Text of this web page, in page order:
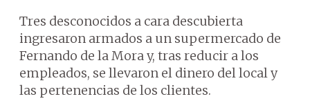
Tres desconocidos a cara descubierta
ingresaron armados a un supermercado de
Fernando de la Mora y, tras reducir a los
empleados, se llevaron el dinero del local y
las pertenencias de los clientes.